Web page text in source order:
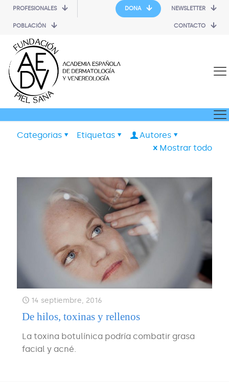
PROFESIONALES
POBLACIÓN
DONA NEWSLETTER
CONTACTO
Categorias Etiquetas
Autores
Mostrar todo
14 septiembre, 2016
De hilos, toxinas y rellenos
La toxina botulínica podría combatir grasa
facial y acné.